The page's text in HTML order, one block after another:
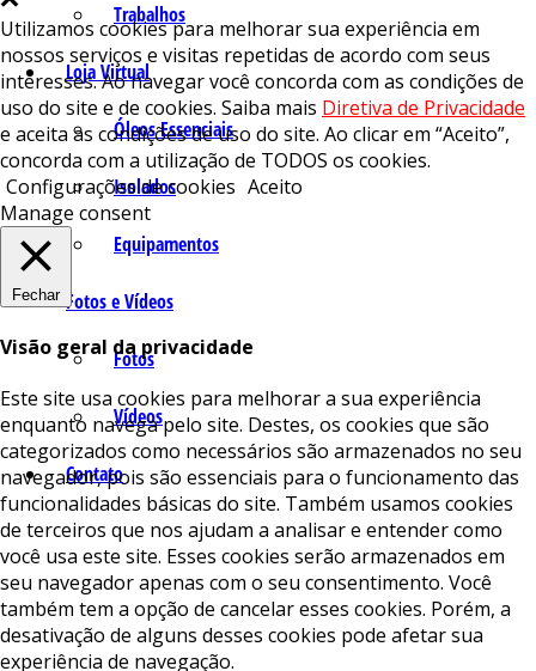
Trabalhos
Loja Virtual
Óleos Essenciais
Isolados
Equipamentos
Fotos e Vídeos
Fotos
Vídeos
Contato
Utilizamos cookies para melhorar sua experiência em
nossos serviços e visitas repetidas de acordo com seus
interesses. Ao navegar você concorda com as condições de
uso do site e de cookies. Saiba mais Diretiva de Privacidade
e aceita as condições de uso do site. Ao clicar em “Aceito”,
concorda com a utilização de TODOS os cookies.
Configurações de cookies Aceito
Manage consent
Fechar
Visão geral da privacidade
Este site usa cookies para melhorar a sua experiência
enquanto navega pelo site. Destes, os cookies que são
categorizados como necessários são armazenados no seu
navegador, pois são essenciais para o funcionamento das
funcionalidades básicas do site. Também usamos cookies
de terceiros que nos ajudam a analisar e entender como
você usa este site. Esses cookies serão armazenados em
seu navegador apenas com o seu consentimento. Você
também tem a opção de cancelar esses cookies. Porém, a
desativação de alguns desses cookies pode afetar sua
experiência de navegação.